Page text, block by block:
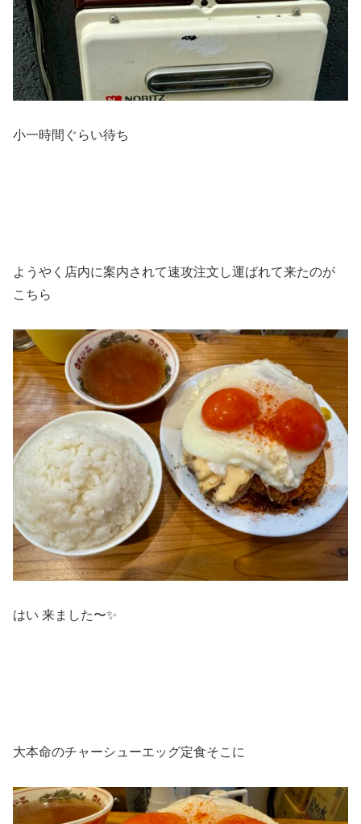
小一時間ぐらい待ち
ようやく店内に案内されて速攻注文し運ばれて来たのが
こちら
はい 来ました〜✨
大本命のチャーシューエッグ定食そこに